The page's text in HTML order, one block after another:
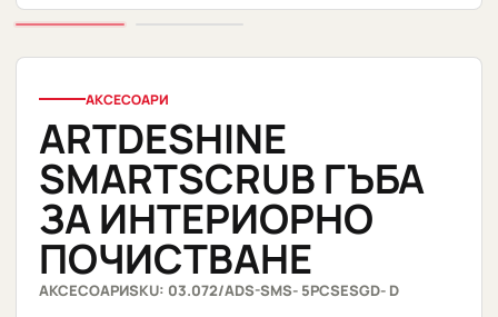
АКСЕСОАРИ
ARTDESHINE
SMARTSCRUB ГЪБА
ЗА ИНТЕРИОРНО
ПОЧИСТВАНЕ
АКСЕСОАРИSKU: 03.072/ADS-SMS- 5PCSESGD- D